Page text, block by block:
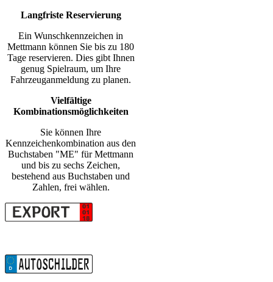
Langfriste Reservierung
Ein Wunschkennzeichen in
Mettmann können Sie bis zu 180
Tage reservieren. Dies gibt Ihnen
genug Spielraum, um Ihre
Fahrzeuganmeldung zu planen.
Vielfältige
Kombinationsmöglichkeiten
Sie können Ihre
Kennzeichenkombination aus den
Buchstaben "ME" für Mettmann
und bis zu sechs Zeichen,
bestehend aus Buchstaben und
Zahlen, frei wählen.